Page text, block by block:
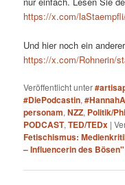
https://x.com/
Und hier noch ein
https://x.com/Rohnerin/
Veröffentlicht unter
#DiePodcastin,
personam,NZZ, Politik/
PODCAST,TED/TEDx |
Fetischismus:
– Influencerin des